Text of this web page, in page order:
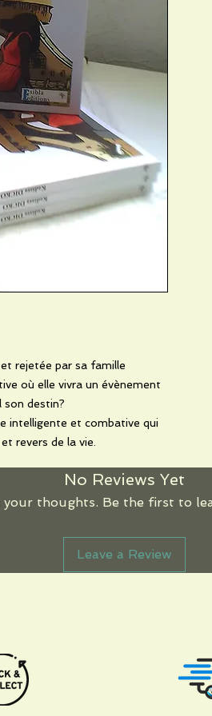
rejetée par sa famille
où elle vivra un évènement
son destin?
intelligente et combative qui
revers de la vie.
No Reviews Yet
your thoughts. Be the first to
Leave a Review